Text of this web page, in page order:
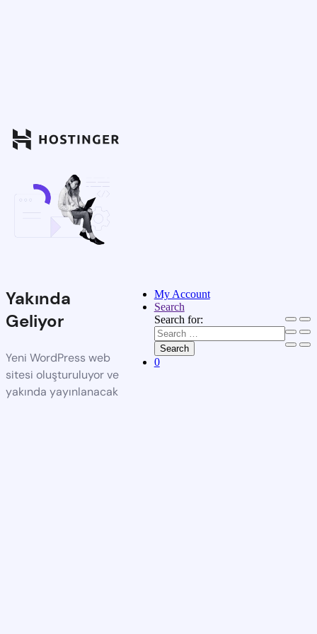
Yakında
Geliyor
Yeni WordPress web
sitesi oluşturuluyor ve
yakında yayınlanacak
My Account
Search
Search for:
Search
0